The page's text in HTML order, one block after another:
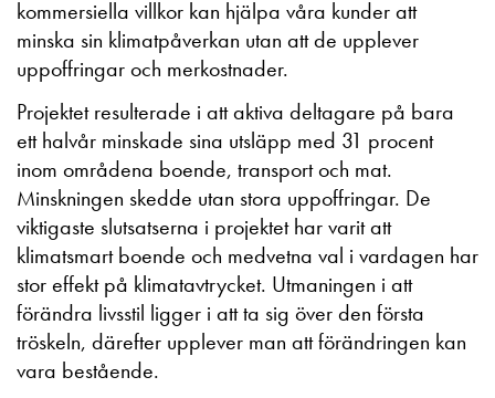
kommersiella villkor kan hjälpa våra kunder att
minska sin klimatpåverkan utan att de upplever
uppoffringar och merkostnader.
Projektet resulterade i att aktiva deltagare på bara
ett halvår minskade sina utsläpp med 31 procent
inom områdena boende, transport och mat.
Minskningen skedde utan stora uppoffringar. De
viktigaste slutsatserna i projektet har varit att
klimatsmart boende och medvetna val i vardagen har
stor effekt på klimatavtrycket. Utmaningen i att
förändra livsstil ligger i att ta sig över den första
tröskeln, därefter upplever man att förändringen kan
vara bestående.